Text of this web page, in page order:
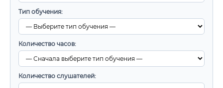
Тип обучения:
Количество часов:
Количество слушателей: